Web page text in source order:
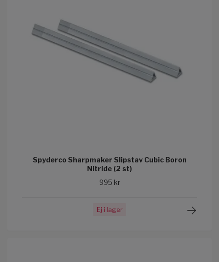
Spyderco Sharpmaker Slipstav Cubic Boron
Nitride (2 st)
995 kr
Ej i lager